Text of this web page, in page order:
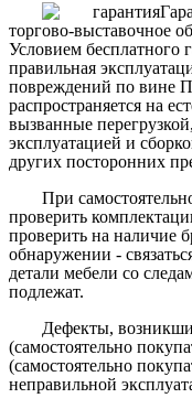
торгово-выставочное
Условием бесплатного
правильная
повреждений по вине
распространяется на
вызванные
эксплуатацией и
других посторонних
При
проверить
проверить на наличие
обнаружении -
детали мебели со
подлежат.
Дефекты,
(самостоятельно
(самостоятельно
неправильной